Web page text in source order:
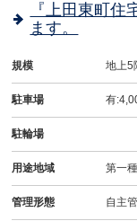
『上田東町
ます。
規模 地上5
駐車場 有
駐輪場
用途地域 第一
管理形態 自主